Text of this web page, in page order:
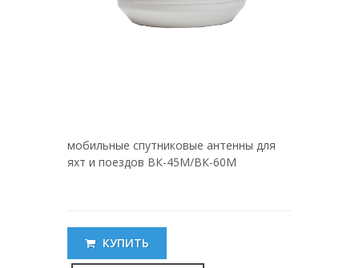
мобильные спутниковые антенны для
яхт и поездов ВК-45М/ВК-60М
КУПИТЬ